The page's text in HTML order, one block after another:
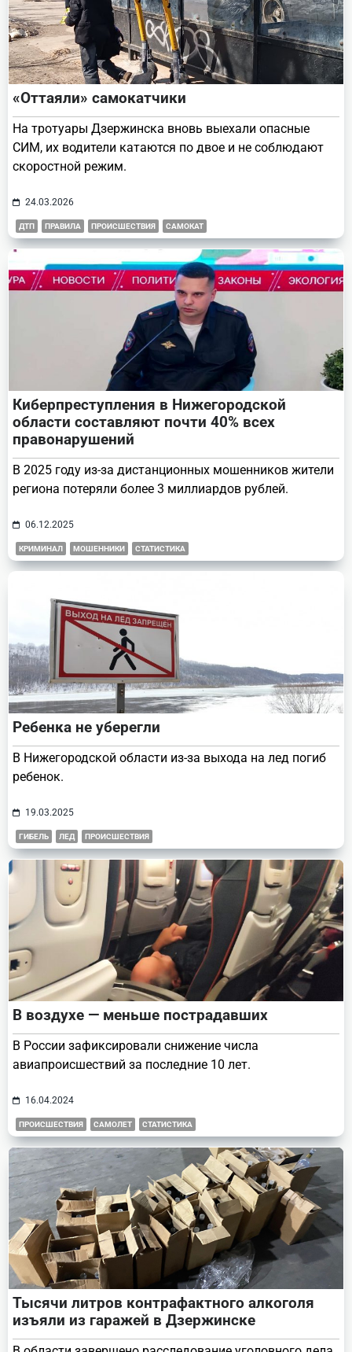
«Оттаяли» самокатчики
На тротуары Дзержинска вновь выехали опасные
СИМ, их водители катаются по двое и не соблюдают
скоростной режим.
24.03.2026
ДТП ПРАВИЛА ПРОИСШЕСТВИЯ САМОКАТ
Киберпреступления в Нижегородской
области составляют почти 40% всех
правонарушений
В 2025 году из-за дистанционных мошенников жители
региона потеряли более 3 миллиардов рублей.
06.12.2025
КРИМИНАЛ МОШЕННИКИ СТАТИСТИКА
Ребенка не уберегли
В Нижегородской области из-за выхода на лед погиб
ребенок.
19.03.2025
ГИБЕЛЬ ЛЕД ПРОИСШЕСТВИЯ
В воздухе — меньше пострадавших
В России зафиксировали снижение числа
авиапроисшествий за последние 10 лет.
16.04.2024
ПРОИСШЕСТВИЯ САМОЛЕТ СТАТИСТИКА
Тысячи литров контрафактного алкоголя
изъяли из гаражей в Дзержинске